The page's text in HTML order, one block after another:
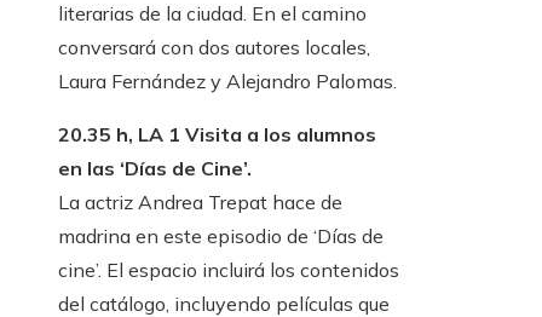
literarias de la ciudad. En el camino
conversará con dos autores locales,
Laura Fernández y Alejandro Palomas.
20.35 h, LA 1 Visita a los alumnos
en las ‘Días de Cine’.
La actriz Andrea Trepat hace de
madrina en este episodio de ‘Días de
cine’. El espacio incluirá los contenidos
del catálogo, incluyendo películas que